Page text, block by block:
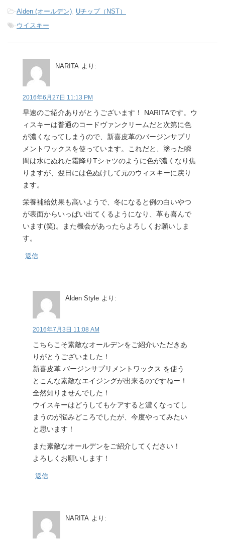
-Alden (オールデン), Uチップ（NST）
-ウイスキー
NARITA より:
2016年6月27日 11:13 PM
早速のご紹介ありがとうございます！ NARITAです。ウ
ィスキーは普通のコードヴァンクリームだと次第に色
が濃くなってしまうので、新喜皮革のバージンサプリ
メントワックスを使っています。これだと、塗った瞬
間は水にぬれた霜降りTシャツのように色が濃くなり焦
りますが、翌日には色ぬけして元のウィスキーに戻り
ます。
栄養補給効果も高いようで、冬になると例の白いやつ
が表面からいっぱい出てくるようになり、革も喜んで
います(笑)。また機会があったらよろしくお願いしま
す。
返信
Alden Style より:
2016年7月3日 11:08 AM
こちらこそ素敵なオールデンをご紹介いただきあ
りがとうございました！
新喜皮革 バージンサプリメントワックス を使う
とこんな素敵なエイジングが出来るのですねー！
全然知りませんでした！
ウイスキーはどうしてもケアすると濃くなってし
まうのが悩みどころでしたが、今度やってみたい
と思います！
また素敵なオールデンをご紹介してください！
よろしくお願いします！
返信
NARITA より: